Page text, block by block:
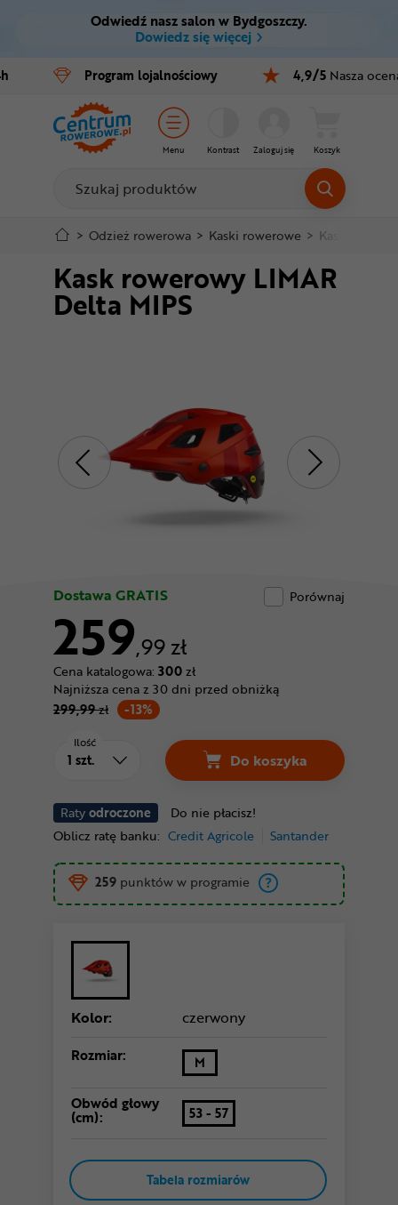
Ctrl M
Menu główne
Informacje o produkcie
Do koszyka
Szczegółowe informacje
Stopka
Odwiedź nasz salon w Bydgoszczy.
Dowiedz się więcej
Program lojalnościowy 4,9/5 Nasza
Menu Kontrast Zaloguj się Koszyk
Rowery
E-bike
Części
Akcesoria
Odzież
Kaski
Buty
Nowości
Superoferta
> Odzież rowerowa > Kaski rowerowe > Kaski MTB i
Kask rowerowy LIMAR
Delta MIPS
Dostawa GRATIS Porównaj
259,99 zł
Cena katalogowa: 300zł
-13%
Najniższa cena z 30 dni przed obniżką
299,99zł
Ratyodroczone
Do nie płacisz!
Oblicz ratę banku: Credit Agricole Santander
Ilość
Do koszyka
259 punktów w programie
Kolor: czerwony
Rozmiar: M
Obwód głowy
(cm): 53 - 57
Tabela rozmiarów